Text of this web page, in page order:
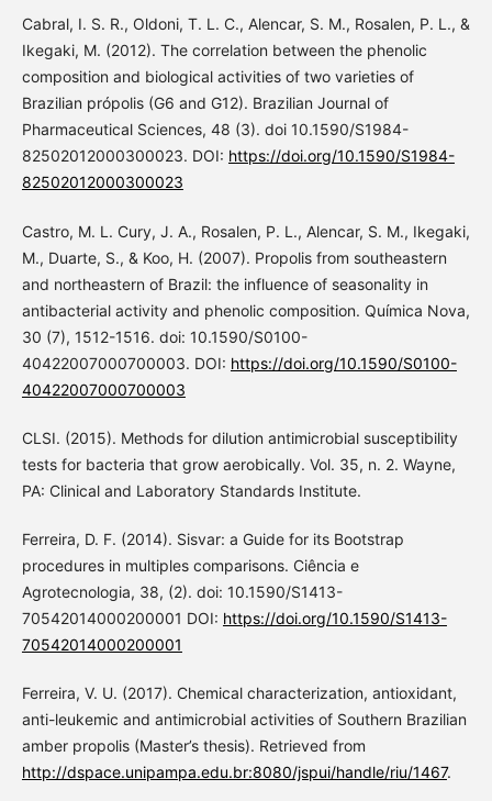
Cabral, I. S. R., Oldoni, T. L. C., Alencar, S. M., Rosalen, P. L., &
Ikegaki, M. (2012). The correlation between the phenolic
composition and biological activities of two varieties of
Brazilian própolis (G6 and G12). Brazilian Journal of
Pharmaceutical Sciences, 48 (3). doi 10.1590/S1984-
82502012000300023. DOI: https://doi.org/10.1590/S1984-
82502012000300023
Castro, M. L. Cury, J. A., Rosalen, P. L., Alencar, S. M., Ikegaki,
M., Duarte, S., & Koo, H. (2007). Propolis from southeastern
and northeastern of Brazil: the influence of seasonality in
antibacterial activity and phenolic composition. Química Nova,
30 (7), 1512-1516. doi: 10.1590/S0100-
40422007000700003. DOI: https://doi.org/10.1590/S0100-
40422007000700003
CLSI. (2015). Methods for dilution antimicrobial susceptibility
tests for bacteria that grow aerobically. Vol. 35, n. 2. Wayne,
PA: Clinical and Laboratory Standards Institute.
Ferreira, D. F. (2014). Sisvar: a Guide for its Bootstrap
procedures in multiples comparisons. Ciência e
Agrotecnologia, 38, (2). doi: 10.1590/S1413-
70542014000200001 DOI: https://doi.org/10.1590/S1413-
70542014000200001
Ferreira, V. U. (2017). Chemical characterization, antioxidant,
anti-leukemic and antimicrobial activities of Southern Brazilian
amber propolis (Master’s thesis). Retrieved from
http://dspace.unipampa.edu.br:8080/jspui/handle/riu/1467.